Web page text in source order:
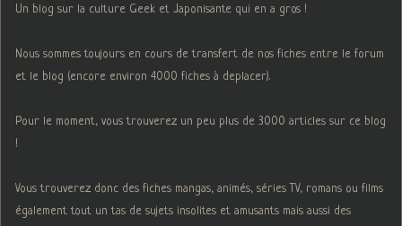
Un blog sur la culture Geek et Japonisante qui en a gros !
Nous sommes toujours en cours de transfert de nos fiches entre le forum
et le blog (encore environ 4000 fiches à deplacer).
Pour le moment, vous trouverez un peu plus de 3000 articles sur ce blog
!
Vous trouverez donc des fiches mangas, animés, séries TV, romans ou films
également tout un tas de sujets insolites et amusants mais aussi des